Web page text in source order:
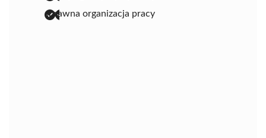
sprawna organizacja pracy